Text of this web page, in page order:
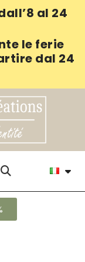
al 24
le ferie
dal 24